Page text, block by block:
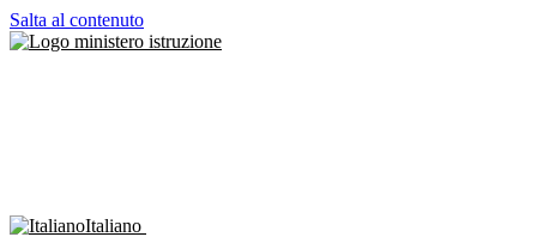
Salta al contenuto
Italiano